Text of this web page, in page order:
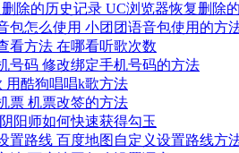
除的历史记录 UC浏览器恢复删除
包怎么使用 小团团语音包使用的方
看方法 在哪看听歌次数
号码 修改绑定手机号码的方法
用酷狗唱唱k歌方法
票 机票改签的方法
阳师如何快速获得勾玉
置路线 百度地图自定义设置路线方